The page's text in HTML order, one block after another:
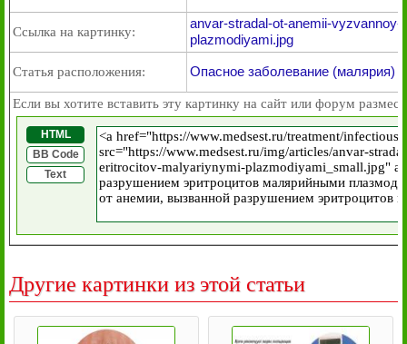
Ссылка на картинку:
anvar-stradal-ot-anemii-
plazmodiyami.jpg
Статья расположения: Опасное заболевание (малярия)
Если вы хотите вставить эту картинку на сайт или форум
HTML
BB Code
Text
Другие картинки из этой статьи